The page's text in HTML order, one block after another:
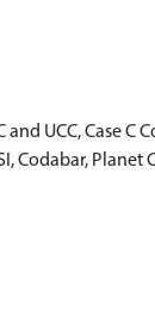
UCC, Case C
Codabar,